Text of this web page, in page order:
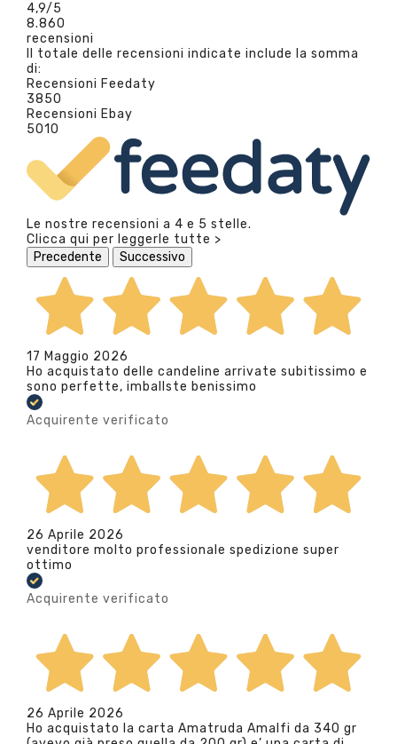
4,9/5
8.860
recensioni
Il totale delle recensioni indicate include la somma
di:
Recensioni Feedaty
3850
Recensioni Ebay
5010
Le nostre recensioni a 4 e 5 stelle.
Clicca qui per leggerle tutte >
Precedente
Successivo
17 Maggio 2026
Ho acquistato delle candeline arrivate subitissimo e
sono perfette, imballste benissimo
Acquirente verificato
26 Aprile 2026
venditore molto professionale spedizione super
ottimo
Acquirente verificato
26 Aprile 2026
Ho acquistato la carta Amatruda Amalfi da 340 gr